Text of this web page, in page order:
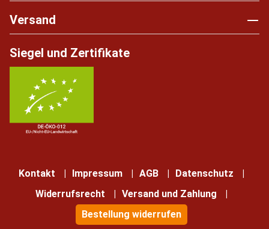
Versand
Siegel und Zertifikate
Kontakt Impressum AGB
Datenschutz
Widerrufsrecht
Versand und Zahlung
Bestellung widerrufen